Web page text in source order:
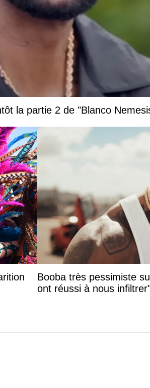
la partie 2 de "Blanco
Booba très pessimiste
ont réussi à nous